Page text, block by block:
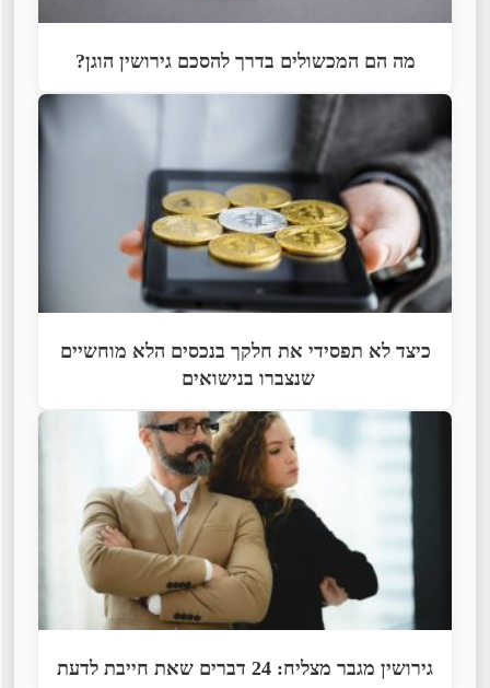
מה הם המכשולים בדרך להסכם גירושין הוגן?
כיצד לא תפסידי את חלקך בנכסים הלא מוחשיים
שנצברו בנישואים
גירושין מגבר מצליח: 24 דברים שאת חייבת לדעת